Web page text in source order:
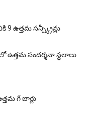
ఉత్తమ సన్స్క్రీన్లు
సందర్శనా స్థలాలు
గే బార్లు